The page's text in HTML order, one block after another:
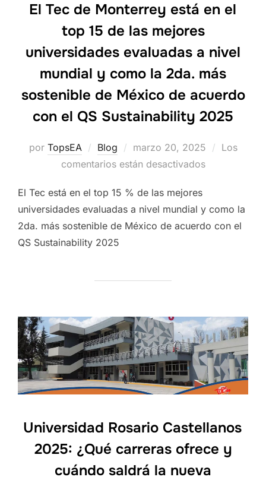
El Tec de Monterrey está en el
top 15 de las mejores
universidades evaluadas a nivel
mundial y como la 2da. más
sostenible de México de acuerdo
con el QS Sustainability 2025
por TopsEA Blog
Publicado
el
marzo 20, 2025
Los
comentarios están desactivados
El Tec está en el top 15 % de las mejores
universidades evaluadas a nivel mundial y como la
2da. más sostenible de México de acuerdo con el
QS Sustainability 2025
Universidad Rosario Castellanos
2025: ¿Qué carreras ofrece y
cuándo saldrá la nueva